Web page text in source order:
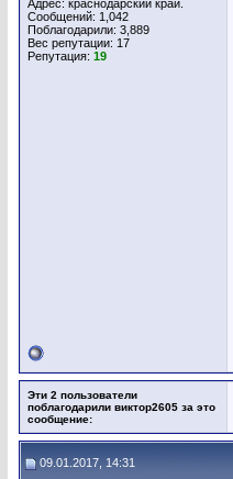
Адрес: краснодарский край.
Сообщений: 1,042
Поблагодарили: 3,889
Вес репутации: 17
Репутация: 19
Эти 2 пользователи
поблагодарили виктор2605 за это
сообщение:
09.01.2017, 14:31